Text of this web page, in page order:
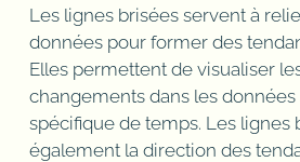
Les lignes brisées servent à
données pour former des
Elles permettent de visualiser
changements dans les
spécifique de temps. Les lignes
également la direction des